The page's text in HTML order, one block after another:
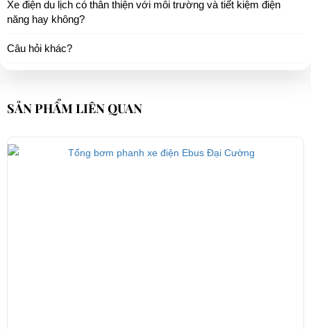
Xe điện du lịch có thân thiện với môi trường và tiết kiệm điện
năng hay không?
Câu hỏi khác?
SẢN PHẨM LIÊN QUAN